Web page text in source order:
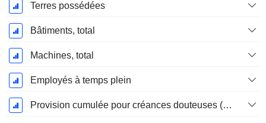
Terres possédées
Bâtiments, total
Machines, total
Employés à temps plein
Provision cumulée pour créances douteuses (Supple)